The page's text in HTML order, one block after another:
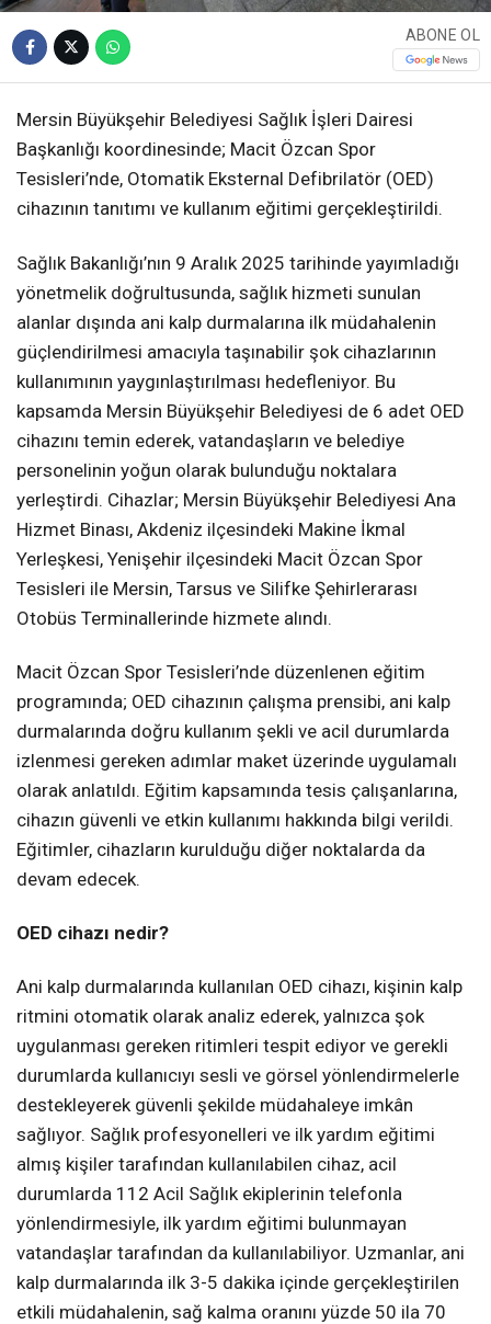
ABONE OL
Mersin Büyükşehir Belediyesi Sağlık İşleri Dairesi
Başkanlığı koordinesinde; Macit Özcan Spor
Tesisleri’nde, Otomatik Eksternal Defibrilatör (OED)
cihazının tanıtımı ve kullanım eğitimi gerçekleştirildi.
Sağlık Bakanlığı’nın 9 Aralık 2025 tarihinde yayımladığı
yönetmelik doğrultusunda, sağlık hizmeti sunulan
alanlar dışında ani kalp durmalarına ilk müdahalenin
güçlendirilmesi amacıyla taşınabilir şok cihazlarının
kullanımının yaygınlaştırılması hedefleniyor. Bu
kapsamda Mersin Büyükşehir Belediyesi de 6 adet OED
cihazını temin ederek, vatandaşların ve belediye
personelinin yoğun olarak bulunduğu noktalara
yerleştirdi. Cihazlar; Mersin Büyükşehir Belediyesi Ana
Hizmet Binası, Akdeniz ilçesindeki Makine İkmal
Yerleşkesi, Yenişehir ilçesindeki Macit Özcan Spor
Tesisleri ile Mersin, Tarsus ve Silifke Şehirlerarası
Otobüs Terminallerinde hizmete alındı.
Macit Özcan Spor Tesisleri’nde düzenlenen eğitim
programında; OED cihazının çalışma prensibi, ani kalp
durmalarında doğru kullanım şekli ve acil durumlarda
izlenmesi gereken adımlar maket üzerinde uygulamalı
olarak anlatıldı. Eğitim kapsamında tesis çalışanlarına,
cihazın güvenli ve etkin kullanımı hakkında bilgi verildi.
Eğitimler, cihazların kurulduğu diğer noktalarda da
devam edecek.
OED cihazı nedir?
Ani kalp durmalarında kullanılan OED cihazı, kişinin kalp
ritmini otomatik olarak analiz ederek, yalnızca şok
uygulanması gereken ritimleri tespit ediyor ve gerekli
durumlarda kullanıcıyı sesli ve görsel yönlendirmelerle
destekleyerek güvenli şekilde müdahaleye imkân
sağlıyor. Sağlık profesyonelleri ve ilk yardım eğitimi
almış kişiler tarafından kullanılabilen cihaz, acil
durumlarda 112 Acil Sağlık ekiplerinin telefonla
yönlendirmesiyle, ilk yardım eğitimi bulunmayan
vatandaşlar tarafından da kullanılabiliyor. Uzmanlar, ani
kalp durmalarında ilk 3-5 dakika içinde gerçekleştirilen
etkili müdahalenin, sağ kalma oranını yüzde 50 ila 70